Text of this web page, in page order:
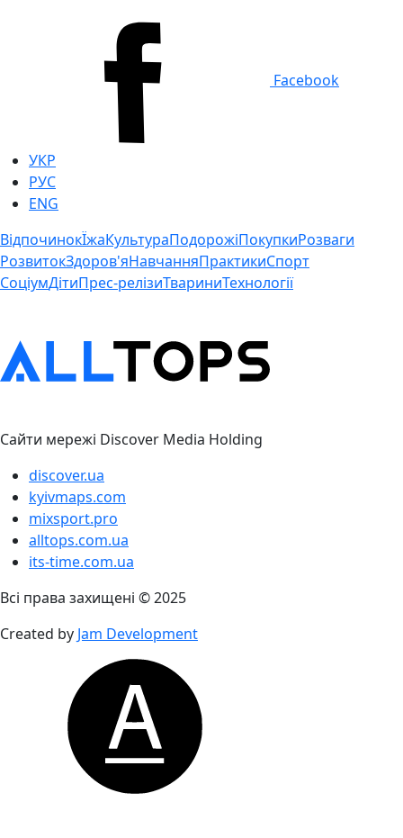
Facebook
УКР
РУС
ENG
ВідпочинокЇжаКультураПодорожіПокупкиРозваги
РозвитокЗдоров'яНавчанняПрактикиСпорт
СоціумДітиПрес-релізиТвариниТехнології
Сайти мережі Discover Media Holding
discover.ua
kyivmaps.com
mixsport.pro
alltops.com.ua
its-time.com.ua
Всі права захищені © 2025
Created by Jam Development